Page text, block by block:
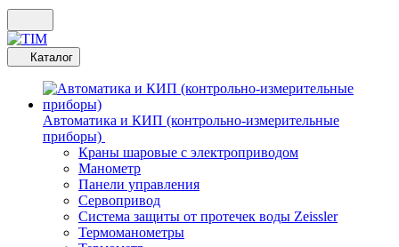
Каталог
Автоматика и КИП (контрольно-измерительные
приборы)
Краны шаровые с электроприводом
Манометр
Панели управления
Сервопривод
Система защиты от протечек воды Zeissler
Термоманометры